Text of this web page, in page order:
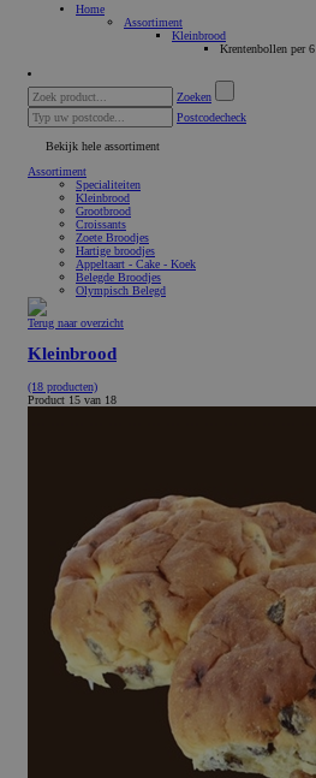
Home
Assortiment
Kleinbrood
Krentenbollen per 6
Zoeken
Postcodecheck
Bekijk hele assortiment
Assortiment
Specialiteiten
Kleinbrood
Grootbrood
Croissants
Zoete Broodjes
Hartige broodjes
Appeltaart - Cake - Koek
Belegde Broodjes
Olympisch Belegd
Terug naar overzicht
Kleinbrood
(18 producten)
Product 15 van 18